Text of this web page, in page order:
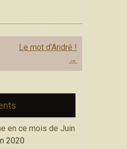
Le mot d’André !
→
en ce mois de Juin
2020